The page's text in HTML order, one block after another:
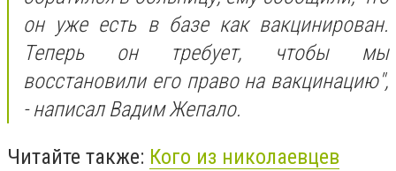
он уже есть в базе как вакцинирован.
Теперь он требует, чтобы мы
восстановили его право на вакцинацию",
- написал Вадим Жепало.
Читайте также: Кого из николаевцев